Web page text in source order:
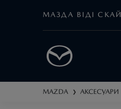
МАЗДА ВІДІ СКАЙ
MAZDA ❯ АКСЕСУАРИ